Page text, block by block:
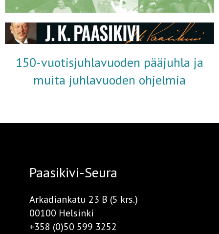
150-vuotisjuhlavuoden pääjuhla ja
muita juhlavuoden ohjelmia
Paasikivi-Seura
Arkadiankatu 23 B (5 krs.)
00100 Helsinki
+358 (0)50 599 3252